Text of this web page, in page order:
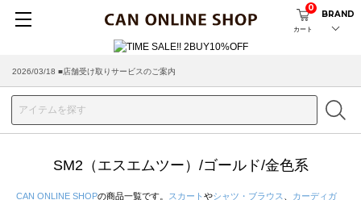
カート
0
BRAND
2026/03/18 ■店舗受け取りサービスのご案内
SM2（エスエムツー）/ゴールド/金色系
CAN ONLINE SHOPの商品一覧です。 スカート やシャツ・ブラウス
カーディガ